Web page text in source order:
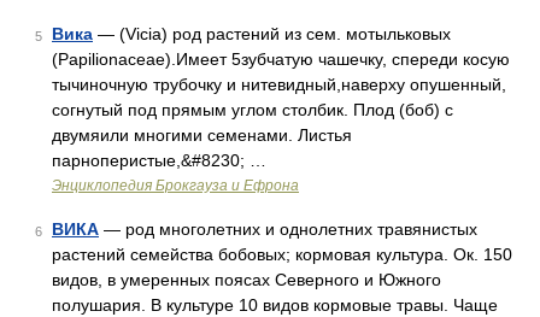
5 Вика — (Vicia) род растений из сем. мотыльковых
(Papilionaceae).Имеет 5зубчатую чашечку, спереди косую
тычиночную трубочку и нитевидный,наверху опушенный,
согнутый под прямым углом столбик. Плод (боб) с
двумяили многими семенами. Листья
парноперистые,&#8230; …
Энциклопедия Брокгауза и Ефрона
6 ВИКА — род многолетних и однолетних травянистых
растений семейства бобовых; кормовая культура. Ок. 150
видов, в умеренных поясах Северного и Южного
полушария. В культуре 10 видов кормовые травы. Чаще